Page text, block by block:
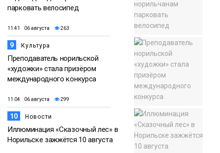
парковать велосипед
11:41 06 августа 263
9 Культура
Преподаватель норильской
«художки» стала призёром
международного конкурса
11:04 06 августа 299
10 Новости
Иллюминация «Сказочный лес» в
Норильске зажжётся 10 августа